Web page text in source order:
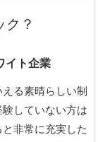
ク？
イト企業
る素晴らしい制
していない方は
非常に充実した